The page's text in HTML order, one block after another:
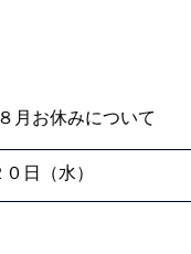
月お休みについて
日（水）